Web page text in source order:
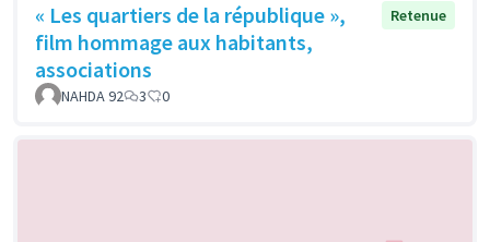
« Les quartiers de la république »,
film hommage aux habitants,
associations
Retenue
NAHDA 92 3 0